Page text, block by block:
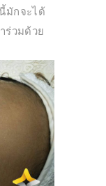
มักจะได้
ร่วมด้วย